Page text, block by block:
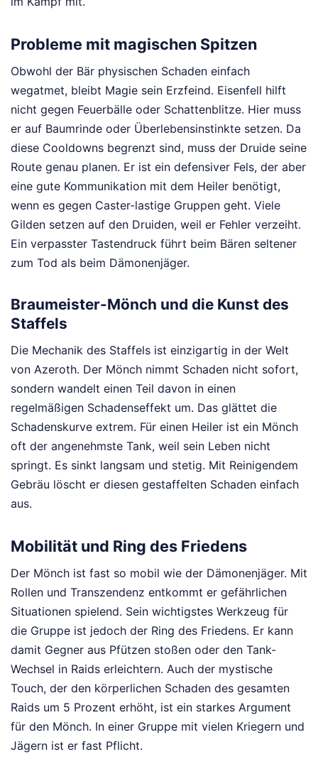
Probleme mit magischen Spitzen
Obwohl der Bär physischen Schaden einfach
wegatmet, bleibt Magie sein Erzfeind. Eisenfell hilft
nicht gegen Feuerbälle oder Schattenblitze. Hier muss
er auf Baumrinde oder Überlebensinstinkte setzen. Da
diese Cooldowns begrenzt sind, muss der Druide seine
Route genau planen. Er ist ein defensiver Fels, der aber
eine gute Kommunikation mit dem Heiler benötigt,
wenn es gegen Caster-lastige Gruppen geht. Viele
Gilden setzen auf den Druiden, weil er Fehler verzeiht.
Ein verpasster Tastendruck führt beim Bären seltener
zum Tod als beim Dämonenjäger.
Braumeister-Mönch und die Kunst des
Staffels
Die Mechanik des Staffels ist einzigartig in der Welt
von Azeroth. Der Mönch nimmt Schaden nicht sofort,
sondern wandelt einen Teil davon in einen
regelmäßigen Schadenseffekt um. Das glättet die
Schadenskurve extrem. Für einen Heiler ist ein Mönch
oft der angenehmste Tank, weil sein Leben nicht
springt. Es sinkt langsam und stetig. Mit Reinigendem
Gebräu löscht er diesen gestaffelten Schaden einfach
aus.
Mobilität und Ring des Friedens
Der Mönch ist fast so mobil wie der Dämonenjäger. Mit
Rollen und Transzendenz entkommt er gefährlichen
Situationen spielend. Sein wichtigstes Werkzeug für
die Gruppe ist jedoch der Ring des Friedens. Er kann
damit Gegner aus Pfützen stoßen oder den Tank-
Wechsel in Raids erleichtern. Auch der mystische
Touch, der den körperlichen Schaden des gesamten
Raids um 5 Prozent erhöht, ist ein starkes Argument
für den Mönch. In einer Gruppe mit vielen Kriegern und
Jägern ist er fast Pflicht.